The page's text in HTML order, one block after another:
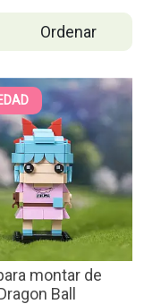
Ordenar
montar de
Ball